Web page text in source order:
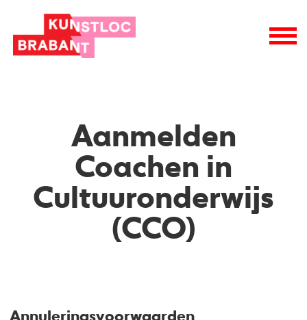
Aanmelden
Coachen in
Cultuuronderwijs
(CCO)